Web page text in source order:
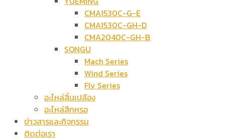
CMA1530C-G-E
CMA1530C-GH-D
CMA2040C-GH-B
SONGU
Mach Series
Wind Series
Fly Series
อะไหล่สิ้นเปลือง
อะไหล่สึกหรอ
ข่าวสารและกิจกรรม
ติดต่อเรา